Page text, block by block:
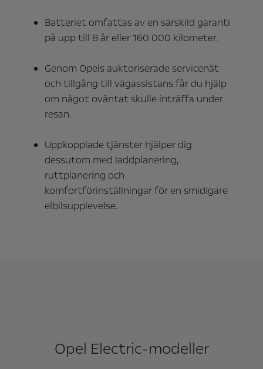
Batteriet omfattas av en särskild garanti
på upp till 8 år eller 160 000 kilometer.
Genom Opels auktoriserade servicenät
och tillgång till vägassistans får du hjälp
om något oväntat skulle inträffa under
resan.
Uppkopplade tjänster hjälper dig
dessutom med laddplanering,
ruttplanering och
komfortförinställningar för en smidigare
elbilsupplevelse.
Opel Electric-modeller